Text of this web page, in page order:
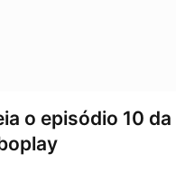
o episódio 10 da